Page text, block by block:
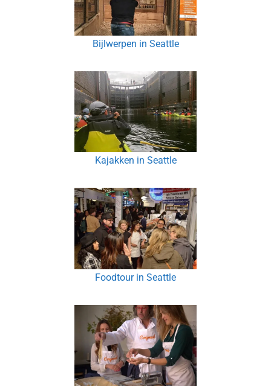
Bijlwerpen in Seattle
Kajakken in Seattle
Foodtour in Seattle